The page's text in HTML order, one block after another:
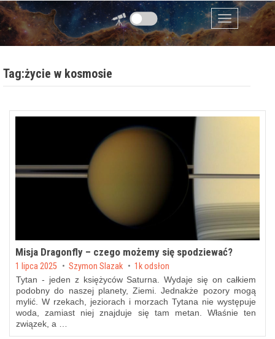
Przejdź do zawartości
Menu
Tag:życie w kosmosie
Misja Dragonfly – czego możemy się spodziewać?
Posted on
1 lipca 2025 bySzymon Slazak 1k odsłon
Tytan - jeden z księżyców Saturna. Wydaje się on całkiem
podobny do naszej planety, Ziemi. Jednakże pozory mogą
mylić. W rzekach, jeziorach i morzach Tytana nie występuje
woda, zamiast niej znajduje się tam metan. Właśnie ten
związek, a …